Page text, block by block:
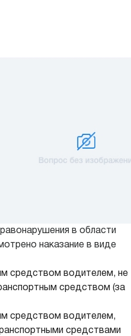
в области
наказание в виде
средством водителем, не
средством (за
средством водителем,
средствами